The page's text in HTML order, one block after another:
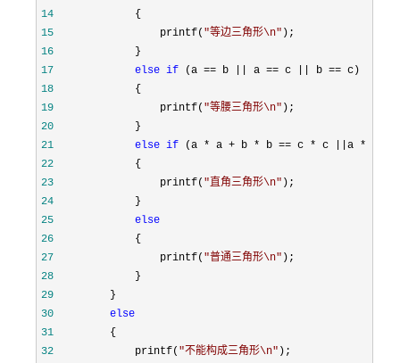
14
15
                 printf(
"等边三角形\n"
16
17
else if (a == b || a == c || b ==
18
19
                 printf(
"等腰三角形\n"
20
21
else if (a * a + b * b == c * c ||a * a +
22
23
                 printf(
"直角三角形\n"
24
25
else
26
27
                 printf(
"普通三角形\n"
28
29
30
else
31
32
             printf(
"不能构成三角形\n"